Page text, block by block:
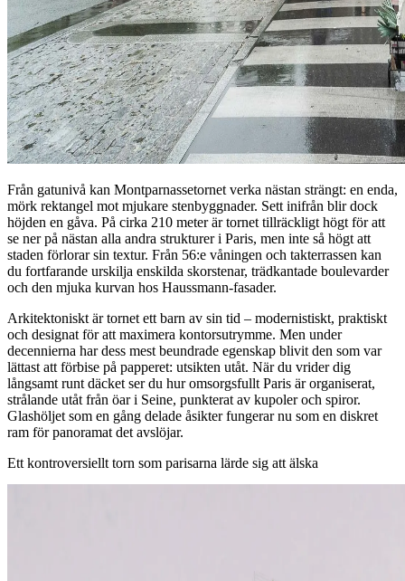
Från gatunivå kan Montparnassetornet verka nästan strängt: en enda,
mörk rektangel mot mjukare stenbyggnader. Sett inifrån blir dock
höjden en gåva. På cirka 210 meter är tornet tillräckligt högt för att
se ner på nästan alla andra strukturer i Paris, men inte så högt att
staden förlorar sin textur. Från 56:e våningen och takterrassen kan
du fortfarande urskilja enskilda skorstenar, trädkantade boulevarder
och den mjuka kurvan hos Haussmann-fasader.
Arkitektoniskt är tornet ett barn av sin tid – modernistiskt, praktiskt
och designat för att maximera kontorsutrymme. Men under
decennierna har dess mest beundrade egenskap blivit den som var
lättast att förbise på papperet: utsikten utåt. När du vrider dig
långsamt runt däcket ser du hur omsorgsfullt Paris är organiserat,
strålande utåt från öar i Seine, punkterat av kupoler och spiror.
Glashöljet som en gång delade åsikter fungerar nu som en diskret
ram för panoramat det avslöjar.
Ett kontroversiellt torn som parisarna lärde sig att älska